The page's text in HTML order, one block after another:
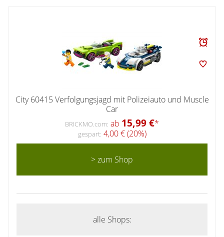
City 60415 Verfolgungsjagd mit Polizeiauto und Muscle
Car
BRICKMO.com: ab 15,99 €*
gespart: 4,00 € (20%)
> zum Shop
alle Shops: